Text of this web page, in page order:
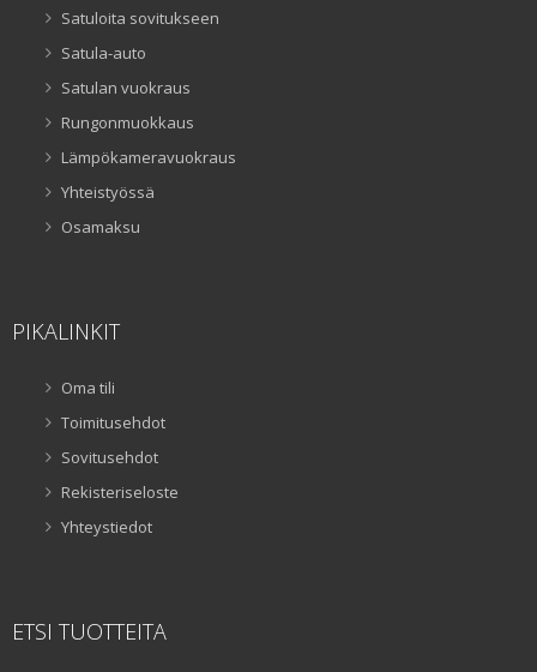
Satuloita sovitukseen
Satula-auto
Satulan vuokraus
Rungonmuokkaus
Lämpökameravuokraus
Yhteistyössä
Osamaksu
PIKALINKIT
Oma tili
Toimitusehdot
Sovitusehdot
Rekisteriseloste
Yhteystiedot
ETSI TUOTTEITA